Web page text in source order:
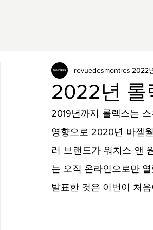
2022년 롤
revuedesmontres 2022
2019년까지 롤렉스는
영향으로 2020년 바젤
러 브랜드가 워치스 앤
는 오직 온라인으로만
발표한 것은 이번이 처음